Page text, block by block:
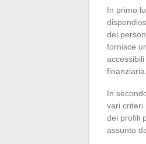
In primo
del
fornisce
finanziaria.
In
vari criteri
dei profili
assunto